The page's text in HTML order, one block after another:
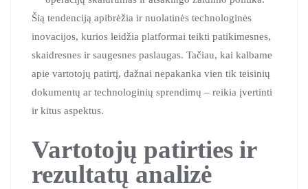
Šią tendenciją apibrėžia ir nuolatinės technologinės
inovacijos, kurios leidžia platformai teikti patikimesnes,
skaidresnes ir saugesnes paslaugas. Tačiau, kai kalbame
apie vartotojų patirtį, dažnai nepakanka vien tik teisinių
dokumentų ar technologinių sprendimų – reikia įvertinti
ir kitus aspektus.
Vartotojų patirties ir
rezultatų analizė